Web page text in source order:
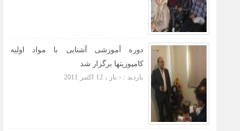
دوره آموزشی آشنایی با مواد اولیه
کامپوزیتها برگزار شد
بازدید : - بار ، 12 اکتبر 2011